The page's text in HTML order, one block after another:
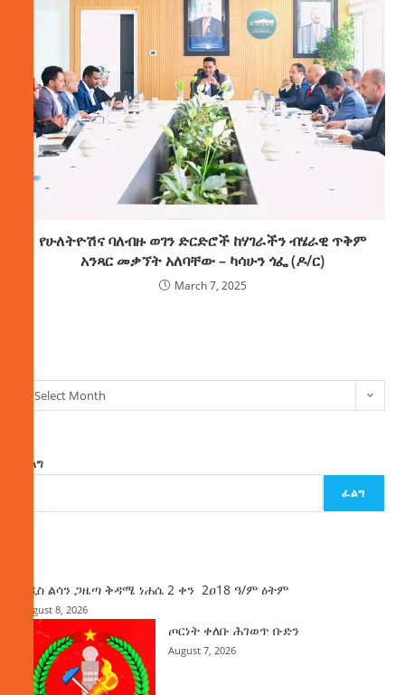
የሁለትዮሽና ባለብዙ ወገን ድርድሮች ከሃገራችን ብሄራዊ ጥቅም
አንጻር መቃኘት አለባቸው – ካሳሁን ጎፌ (ዶ/ር)
March 7, 2025
Select Month
ፈልግ
ፈልግ
አዲስ ልሳን ጋዜጣ ቅዳሜ ነሐሴ 2 ቀን 2ዐ18 ዓ/ም ዕትም
August 8, 2026
ጦርነት ቀለቡ ሕገወጥ ቡድን
August 7, 2026